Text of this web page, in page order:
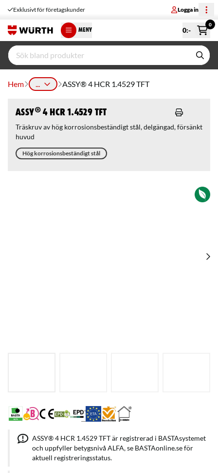
Exklusivt för företagskunder Logga in
MENY 0:-
0
Hem ... ASSY® 4 HCR 1.4529 TFT
ASSY® 4 HCR 1.4529 TFT
Träskruv av hög korrosionsbeständigt stål, delgängad, försänkt
huvud
Hög korrosionsbeständigt stål
ASSY® 4 HCR 1.4529 TFT är registrerad i BASTAsystemet
och uppfyller betygsnivå ALFA, se BASTAonline.se för
aktuell registreringsstatus.